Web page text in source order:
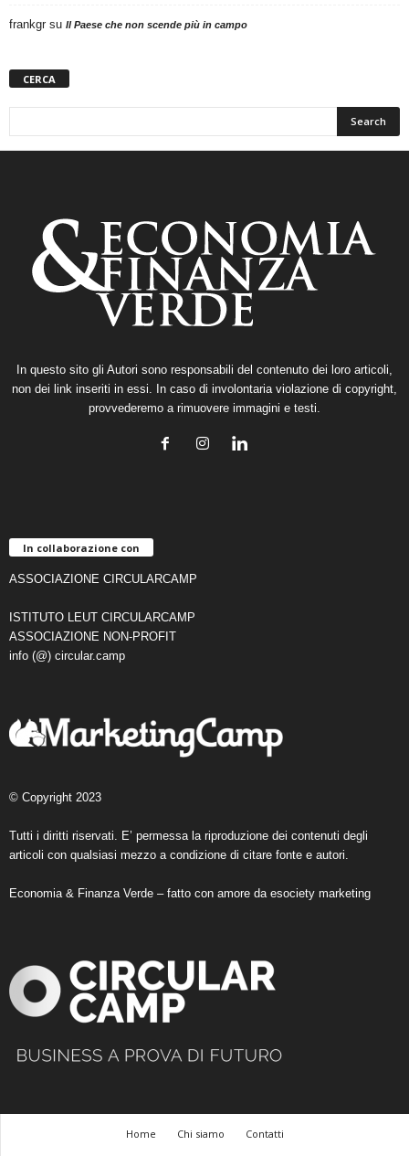
frankgr su Il Paese che non scende più in campo
CERCA
In questo sito gli Autori sono responsabili del contenuto dei loro articoli,
non dei link inseriti in essi. In caso di involontaria violazione di copyright,
provvederemo a rimuovere immagini e testi.
In collaborazione con
ASSOCIAZIONE CIRCULARCAMP
ISTITUTO LEUT CIRCULARCAMP
ASSOCIAZIONE NON-PROFIT
info (@) circular.camp
© Copyright 2023
Tutti i diritti riservati. E’ permessa la riproduzione dei contenuti degli
articoli con qualsiasi mezzo a condizione di citare fonte e autori.
Economia & Finanza Verde – fatto con amore da esociety marketing
Home Chi siamo
Contatti